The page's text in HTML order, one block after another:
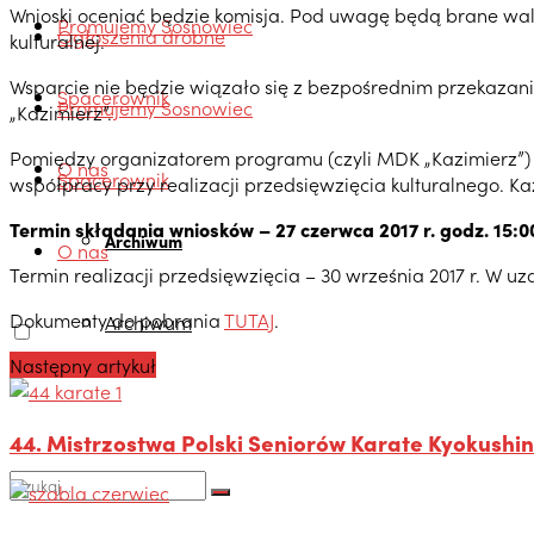
Promujemy Sosnowiec
Spacerownik
O nas
Archiwum
Ogłoszenia drobne
Promujemy Sosnowiec
Spacerownik
O nas
Archiwum
Wnioski oceniać będzie komisja. Pod uwagę będą brane
kulturalnej.
Wsparcie nie będzie wiązało się z bezpośrednim
„Kazimierz”.
Pomiędzy organizatorem programu (czyli MDK
współpracy przy realizacji przedsięwzięcia kulturalnego.
Termin składania wniosków – 27 czerwca 2017 r. godz.
Termin realizacji przedsięwzięcia – 30 września 2017 r. W
Dokumenty do pobraniaTUTAJ.
Następny artykuł
44. Mistrzostwa Polski Seniorów Karate Kyokushin